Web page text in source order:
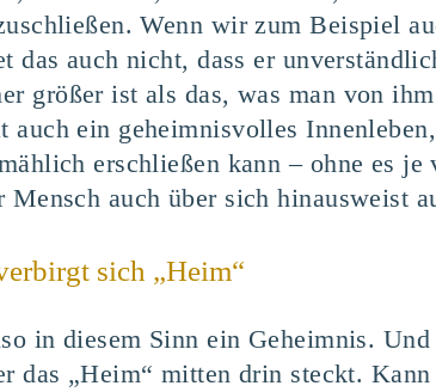
Wenn wir zum Beispiel
das auch nicht, dass er
größer ist als das, was man von
auch ein geheimnisvolles
erschließen kann – ohne es
Mensch auch über sich hinausweist
sich „Heim“
in diesem Sinn ein Geheimnis.
das „Heim“ mitten drin steckt.